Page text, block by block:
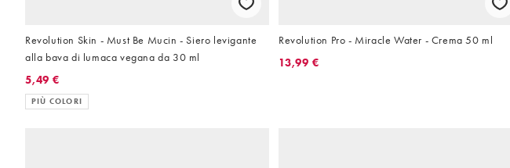
Revolution Skin - Must Be Mucin - Siero levigante
alla bava di lumaca vegana da 30 ml
5,49 €
PIÙ COLORI
Revolution Pro - Miracle Water - Crema 50 ml
13,99 €